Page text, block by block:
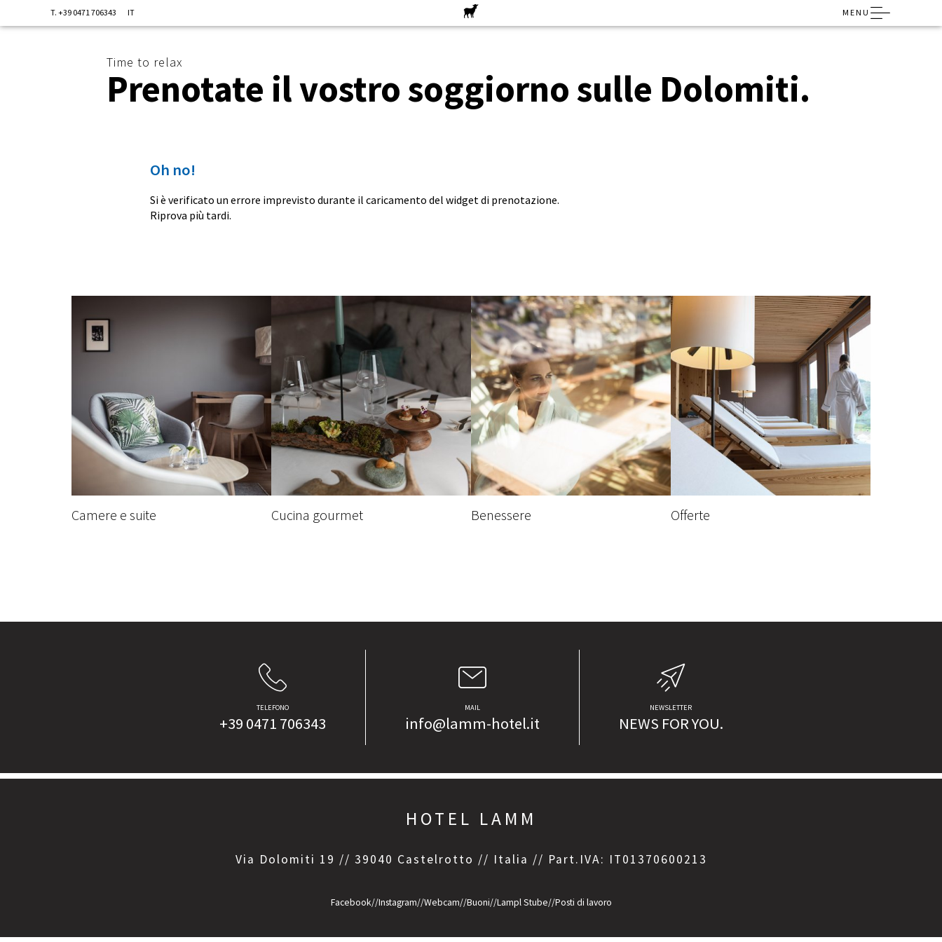
T. +39 0471 706343 IT MENU
Prenotate il vostro soggiorno sulle Dolomiti.
Time to relax
Oh no!
Si è verificato un errore imprevisto durante il caricamento del widget di prenotazione.
Riprova più tardi.
Camere e suite Cucina gourmet Benessere Offerte
TELEFONO
+39 0471 706343
MAIL
info@lamm-hotel.it
NEWSLETTER
NEWS FOR YOU.
HOTEL LAMM
Via Dolomiti 19 // 39040 Castelrotto // Italia // Part.IVA: IT01370600213
Facebook//Instagram//Webcam//Buoni//Lampl Stube//Posti di lavoro